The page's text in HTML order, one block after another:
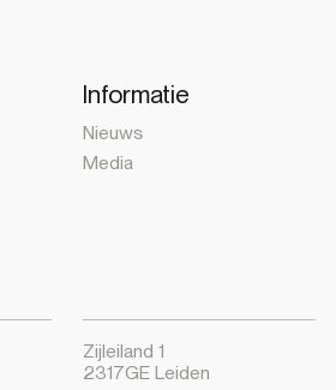
Informatie
Nieuws
Media
Zijleiland 1
2317GE Leiden